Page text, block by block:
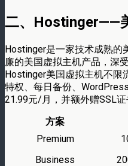
二、Hostinger——
Hostinger是一家技术成熟的
廉的美国虚拟主机产品，深
Hostinger美国虚拟主机不限
特权、每日备份、
21.99元/月，并额外赠SSL证
方案
Premium
Business